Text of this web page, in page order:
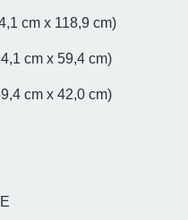
cm x 118,9 cm)
cm x 59,4 cm)
cm x 42,0 cm)